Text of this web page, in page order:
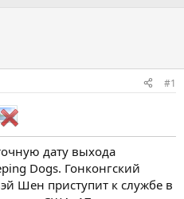
#1
дату выхода
Dogs. Гонконгский
Шен приступит к службе в